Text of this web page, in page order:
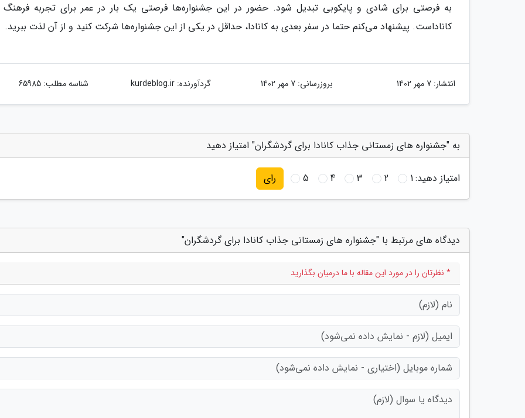
به فرصتی برای شادی و پایکوبی تبدیل شود. حضور در این جشنواره‌ها فرصتی یک بار در عمر برای تجربه
کاناداست. پیشنهاد می‌کنم حتما در سفر بعدی به کانادا، حداقل در یکی از این جشنواره‌ها شرکت کنید و از آن لذت ببرید.
انتشار: 7 مهر 1402 بروزرسانی: 7 مهر 1402 گردآورنده:kurdeblog.ir شناسه مطلب: 65985
به "جشنواره های زمستانی جذاب کانادا برای گردشگران" امتیاز دهید
امتیاز دهید:1
2
3
4
5 رای
دیدگاه های مرتبط با "جشنواره های زمستانی جذاب کانادا برای گردشگران"
* نظرتان را در مورد این مقاله با ما درمیان بگذارید